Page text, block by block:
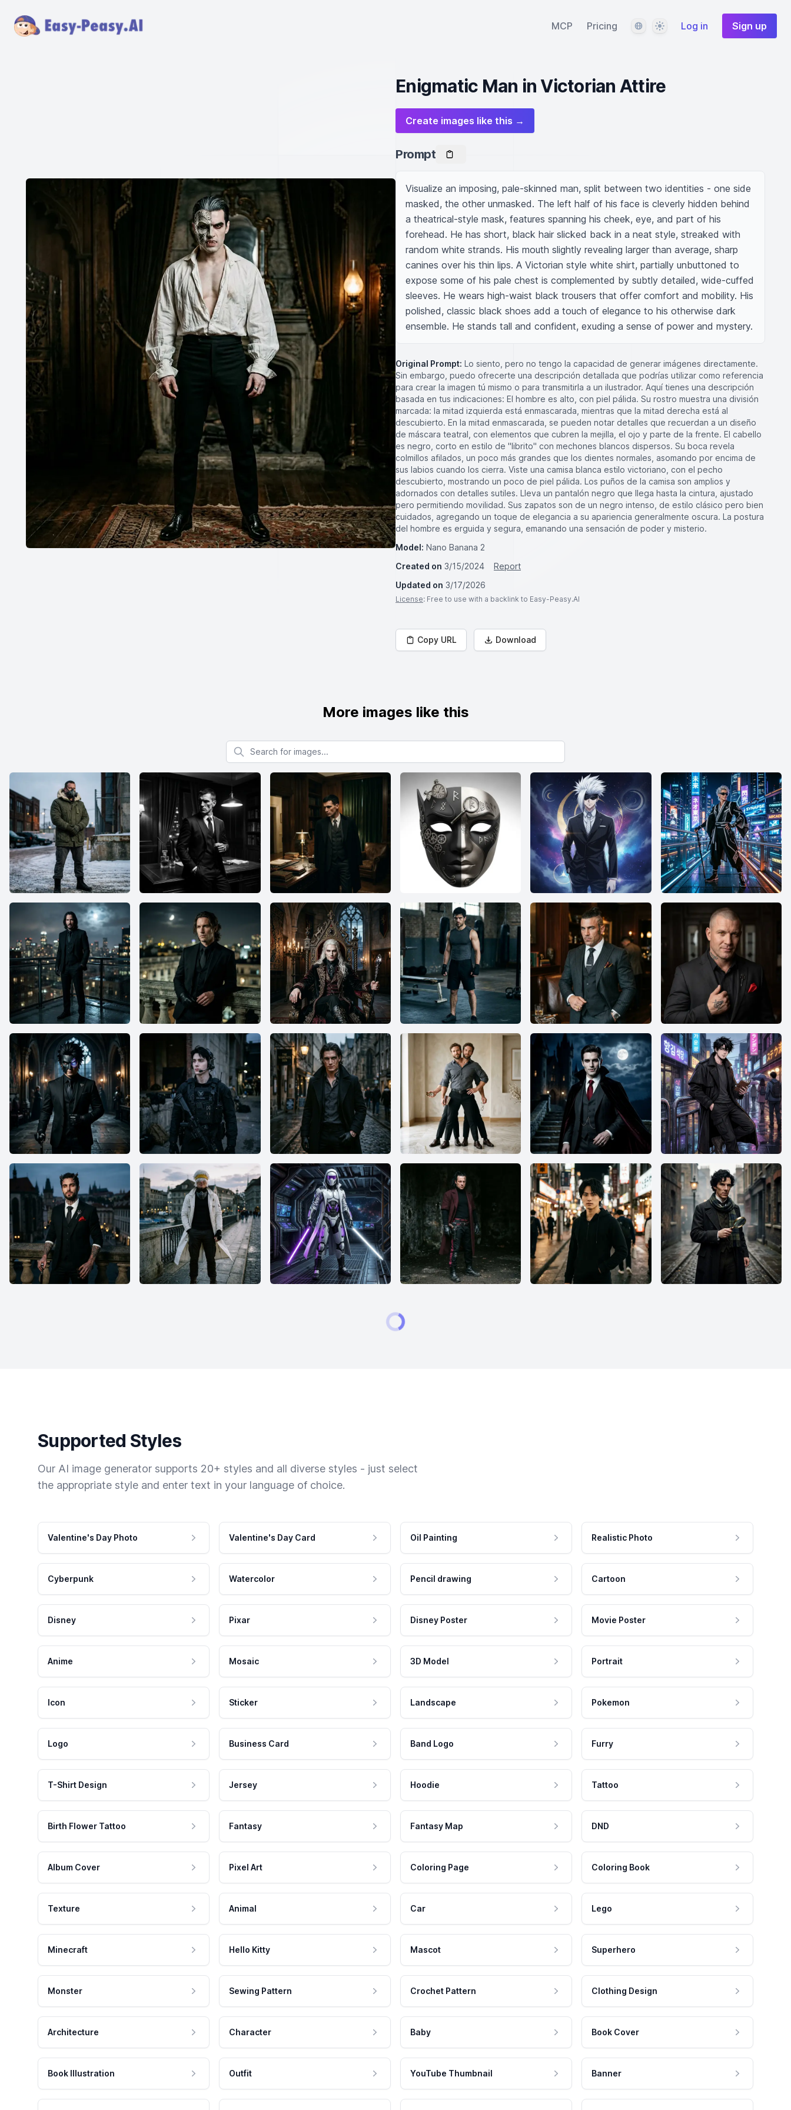
MCP Pricing LanguageThemeLog in Sign up
Enigmatic Man in Victorian Attire
Create images like this →
Prompt
Visualize an imposing, pale-skinned man, split between two identities - one side
masked, the other unmasked. The left half of his face is cleverly hidden behind
a theatrical-style mask, features spanning his cheek, eye, and part of his
forehead. He has short, black hair slicked back in a neat style, streaked with
random white strands. His mouth slightly revealing larger than average, sharp
canines over his thin lips. A Victorian style white shirt, partially unbuttoned to
expose some of his pale chest is complemented by subtly detailed, wide-cuffed
sleeves. He wears high-waist black trousers that offer comfort and mobility. His
polished, classic black shoes add a touch of elegance to his otherwise dark
ensemble. He stands tall and confident, exuding a sense of power and mystery.
Original Prompt: Lo siento, pero no tengo la capacidad de generar imágenes directamente.
Sin embargo, puedo ofrecerte una descripción detallada que podrías utilizar como referencia
para crear la imagen tú mismo o para transmitirla a un ilustrador. Aquí tienes una descripción
basada en tus indicaciones: El hombre es alto, con piel pálida. Su rostro muestra una división
marcada: la mitad izquierda está enmascarada, mientras que la mitad derecha está al
descubierto. En la mitad enmascarada, se pueden notar detalles que recuerdan a un diseño
de máscara teatral, con elementos que cubren la mejilla, el ojo y parte de la frente. El cabello
es negro, corto en estilo de "librito" con mechones blancos dispersos. Su boca revela
colmillos afilados, un poco más grandes que los dientes normales, asomando por encima de
sus labios cuando los cierra. Viste una camisa blanca estilo victoriano, con el pecho
descubierto, mostrando un poco de piel pálida. Los puños de la camisa son amplios y
adornados con detalles sutiles. Lleva un pantalón negro que llega hasta la cintura, ajustado
pero permitiendo movilidad. Sus zapatos son de un negro intenso, de estilo clásico pero bien
cuidados, agregando un toque de elegancia a su apariencia generalmente oscura. La postura
del hombre es erguida y segura, emanando una sensación de poder y misterio.
Model: Nano Banana 2
Created on 3/15/2024
Report
Updated on 3/17/2026
License: Free to use with a backlink to Easy-Peasy.AI
Copy URL Download
More images like this
Search for images
Supported Styles
Our AI image generator supports 20+ styles and all diverse styles - just select
the appropriate style and enter text in your language of choice.
Valentine's Day Photo Valentine's Day Card Oil Painting Realistic Photo
Cyberpunk Watercolor Pencil drawing Cartoon
Disney Pixar Disney Poster Movie Poster
Anime Mosaic 3D Model Portrait
Icon Sticker Landscape Pokemon
Logo Business Card Band Logo Furry
T-Shirt Design Jersey Hoodie Tattoo
Birth Flower Tattoo Fantasy Fantasy Map DND
Album Cover Pixel Art Coloring Page Coloring Book
Texture Animal Car Lego
Minecraft Hello Kitty Mascot Superhero
Monster Sewing Pattern Crochet Pattern Clothing Design
Architecture Character Baby Book Cover
Book Illustration Outfit YouTube Thumbnail Banner